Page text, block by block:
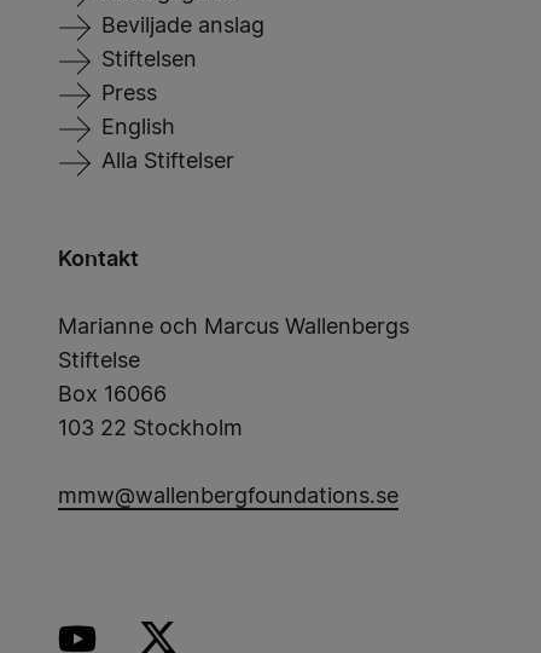
Beviljade anslag
Stiftelsen
Press
English
Alla Stiftelser
Kontakt
Marianne och Marcus Wallenbergs
Stiftelse
Box 16066
103 22 Stockholm
mmw@wallenbergfoundations.se